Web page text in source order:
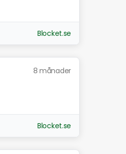
Blocket.se
8 månader
Blocket.se